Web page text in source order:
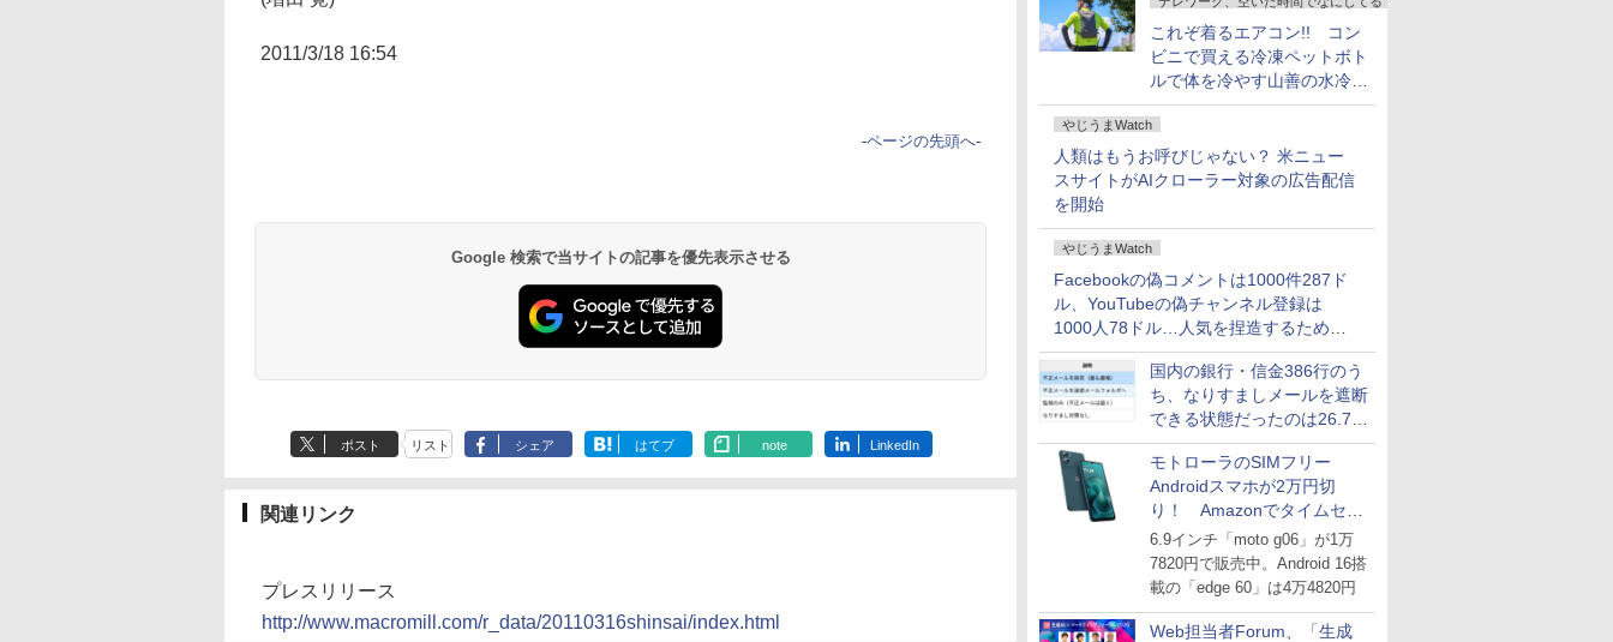
これぞ着るエアコン!! コン
ビニで買える冷凍ペットボト
ルで体を冷やす山善の水冷ベ
ストがロードバイクにちょう
どいい【ぼっち・ざ・ろー
ど！その14】
やじうまWatch
人類はもうお呼びじゃない？ 米ニュー
スサイトがAIクローラー対象の広告配信
を開始
やじうまWatch
Facebookの偽コメントは1000件287ド
ル、YouTubeの偽チャンネル登録は
1000人78ドル…人気を捏造するための
価格リストが公開中
国内の銀行・信金386行のう
ち、なりすましメールを遮断
できる状態だったのは26.7％
にとどまる～GMOブランド
セキュリティ調査
モトローラのSIMフリー
Androidスマホが2万円切
り！ Amazonでタイムセー
ル
6.9インチ「moto g06」が1万
7820円で販売中。Android 16搭
載の「edge 60」は4万4820円
Web担当者Forum、「生成
2011/3/18 16:54
-ページの先頭へ-
Google 検索で当サイトの記事を優先表示させる
ポスト リスト シェア はてブ note LinkedIn
関連リンク
プレスリリース
http://www.macromill.com/r_data/20110316shinsai/index.html